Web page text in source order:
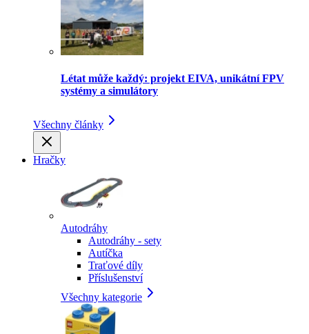
Létat může každý: projekt EIVA, unikátní FPV
systémy a simulátory
Všechny články
Hračky
Autodráhy
Autodráhy - sety
Autíčka
Traťové díly
Příslušenství
Všechny kategorie